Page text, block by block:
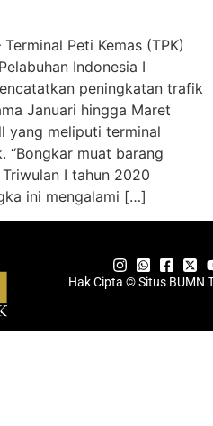
Peti Kemas (TPK)
Indonesia I
peningkatan trafik
Januari hingga Maret
yang meliputi terminal
“Bongkar muat barang
I tahun 2020
ini mengalami […]
Hak Cipta © Situs BUMN